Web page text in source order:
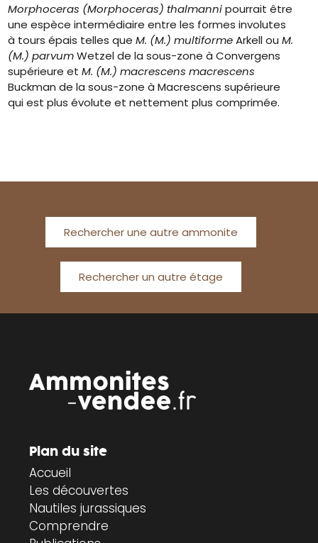
Morphoceras (Morphoceras) thalmannipourrait être
une espèce intermédiaire entre les formes involutes
à tours épais telles queM. (M.) multiformeArkell ouM.
(M.) parvumWetzel de la sous-zone à Convergens
supérieure etM. (M.) macrescens macrescens
Buckman de la sous-zone à Macrescens supérieure
qui est plus évolute et nettement plus comprimée.
Rechercher une autre ammonite
Rechercher un autre étage
Plan du site
Accueil
Les découvertes
Nautiles jurassiques
Comprendre